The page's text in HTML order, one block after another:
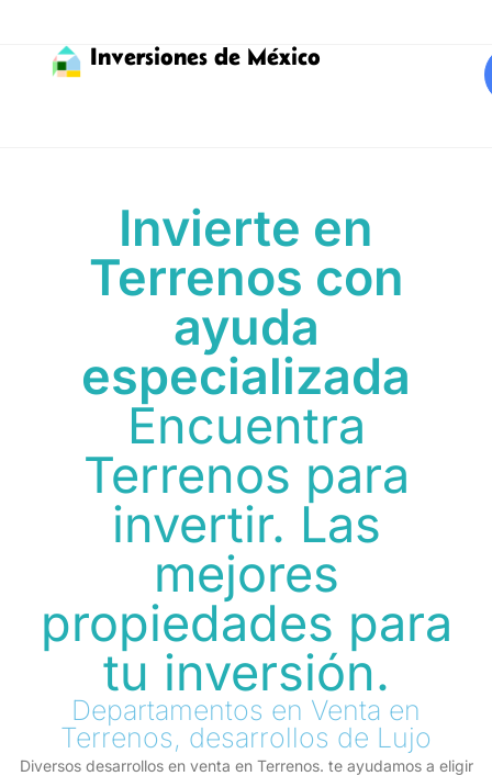
Inversiones de México
Invierte en
Terrenos con
ayuda
especializada
Encuentra
Terrenos para
invertir. Las
mejores
propiedades para
tu inversión.
Departamentos en Venta en
Terrenos, desarrollos de Lujo
Diversos desarrollos en venta en Terrenos. te ayudamos a eligir